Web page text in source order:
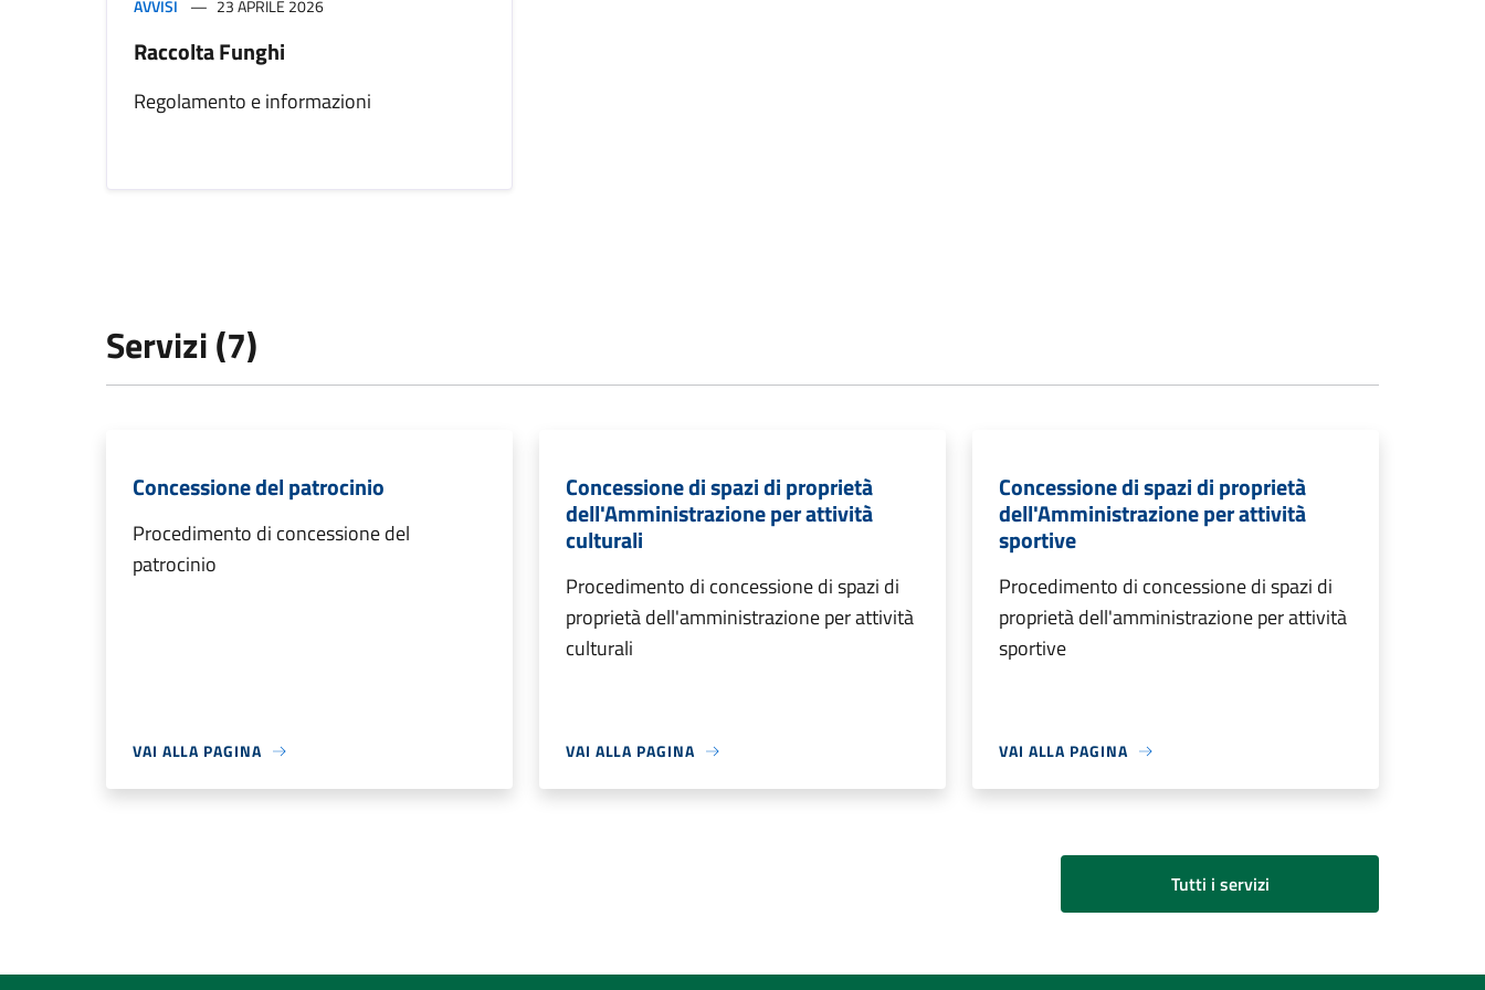
AVVISI 23 APRILE 2026
Raccolta Funghi
Regolamento e informazioni
Servizi (7)
Concessione del patrocinio
Procedimento di concessione del
patrocinio
VAI ALLA PAGINA
Concessione di spazi di proprietà
dell'Amministrazione per attività
culturali
Procedimento di concessione di spazi di
proprietà dell'amministrazione per attività
culturali
VAI ALLA PAGINA
Concessione di spazi di proprietà
dell'Amministrazione per attività
sportive
Procedimento di concessione di spazi di
proprietà dell'amministrazione per attività
sportive
VAI ALLA PAGINA
Tutti i servizi